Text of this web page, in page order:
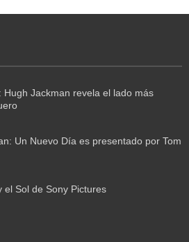
Jackman revela el lado más
Un Nuevo Día es presentado por Tom
el Sol de Sony Pictures